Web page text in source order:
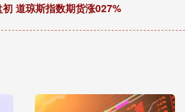
道琼斯指数期货涨027%